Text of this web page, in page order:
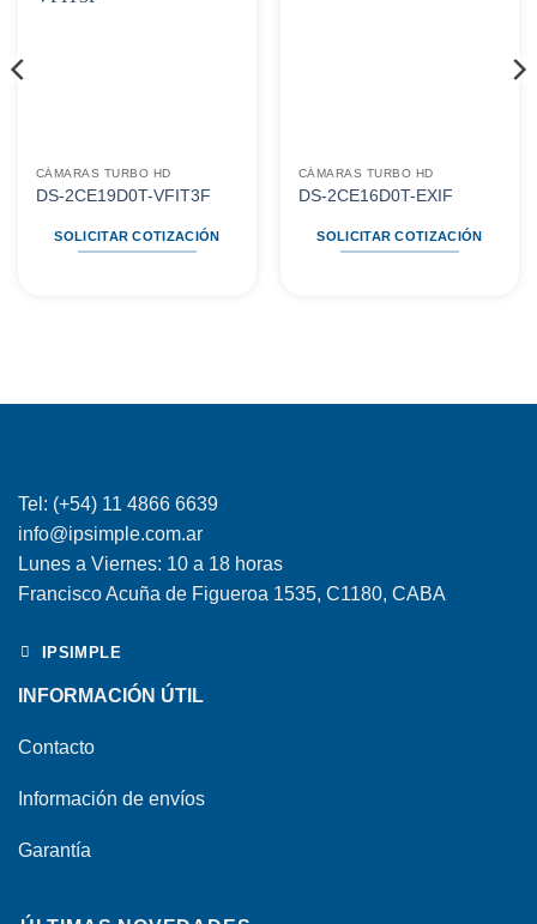
CÁMARAS TURBO HD
DS-2CE19D0T-VFIT3F
SOLICITAR COTIZACIÓN
CÁMARAS TURBO HD
DS-2CE16D0T-EXIF
SOLICITAR COTIZACIÓN
Tel: (+54) 11 4866 6639
info@ipsimple.com.ar
Lunes a Viernes: 10 a 18 horas
Francisco Acuña de Figueroa 1535, C1180, CABA
IPSIMPLE
INFORMACIÓN ÚTIL
Contacto
Información de envíos
Garantía